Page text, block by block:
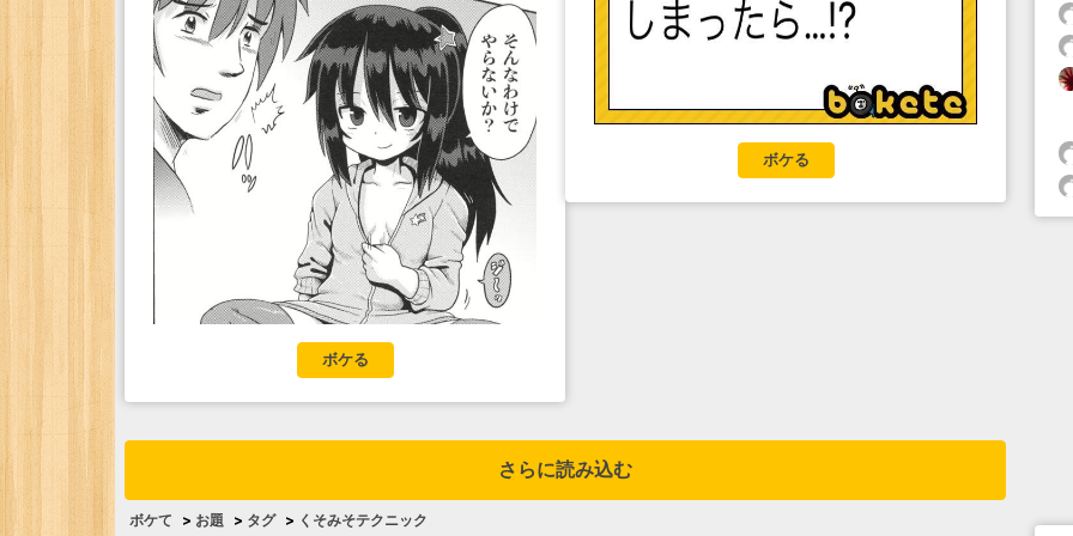
ボケる
ボケる
さらに読み込む
ボケて > お題 > タグ > くそみそテクニック